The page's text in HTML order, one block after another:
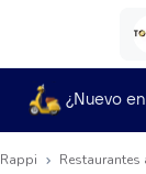
¿Nuevo
Rappi